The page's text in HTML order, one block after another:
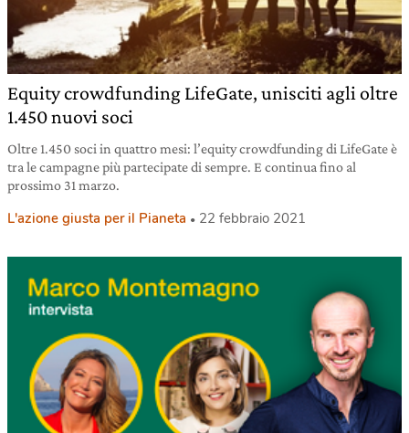
Equity crowdfunding LifeGate, unisciti agli oltre
1.450 nuovi soci
Oltre 1.450 soci in quattro mesi: l’equity crowdfunding di LifeGate è
tra le campagne più partecipate di sempre. E continua fino al
prossimo 31 marzo.
L'azione giusta per il Pianeta 22 febbraio 2021